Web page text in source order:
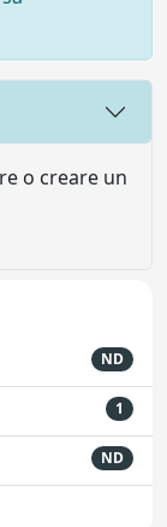
o creare un
ND
1
ND